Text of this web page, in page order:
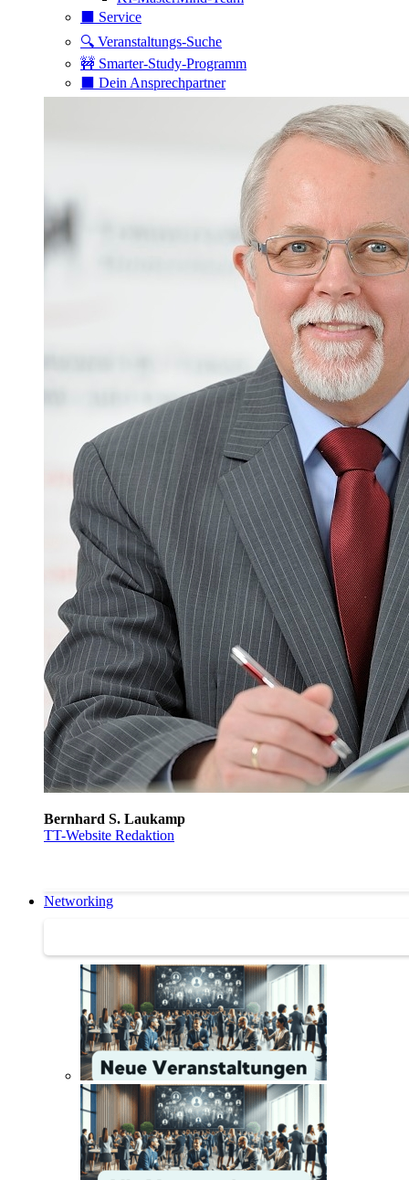
⬛️ Service
🔍 Veranstaltungs-Suche
🚧 Smarter-Study-Programm
⬛️ Dein Ansprechpartner
Bernhard S. Laukamp
TT-Website Redaktion
Networking